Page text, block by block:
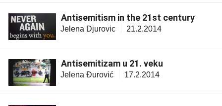
Antisemitism in the 21st century
Jelena Djurovic 21.2.2014
Antisemitizam u 21. veku
Jelena Đurović 17.2.2014